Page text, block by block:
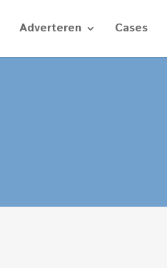
Adverteren Cases